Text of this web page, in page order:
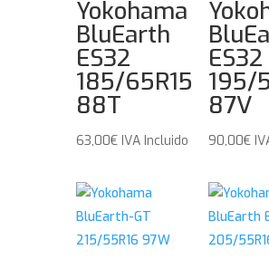
Yokohama
BluEarth
ES32
185/65R15
88T
63,00€ IVA Incluido
ES32
195/
87V
90,00€